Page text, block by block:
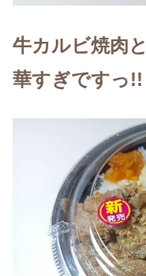
牛カルビ焼肉
華すぎですっ!!